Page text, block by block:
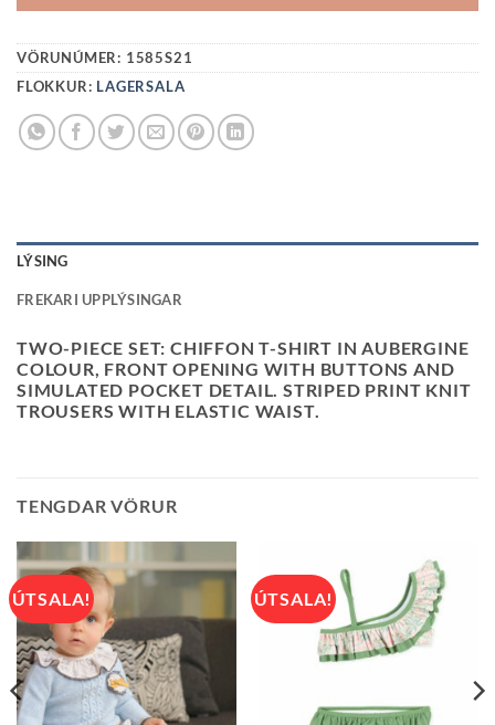
VÖRUNÚMER: 1585S21
FLOKKUR: LAGERSALA
LÝSING
FREKARI UPPLÝSINGAR
TWO-PIECE SET: CHIFFON T-SHIRT IN AUBERGINE
COLOUR, FRONT OPENING WITH BUTTONS AND
SIMULATED POCKET DETAIL. STRIPED PRINT KNIT
TROUSERS WITH ELASTIC WAIST.
TENGDAR VÖRUR
ÚTSALA! ÚTSALA!